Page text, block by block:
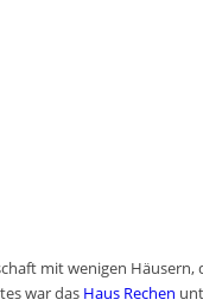
mit wenigen Häusern,
war das Haus Rechen